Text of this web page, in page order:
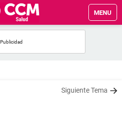
MENU
Siguiente Tema